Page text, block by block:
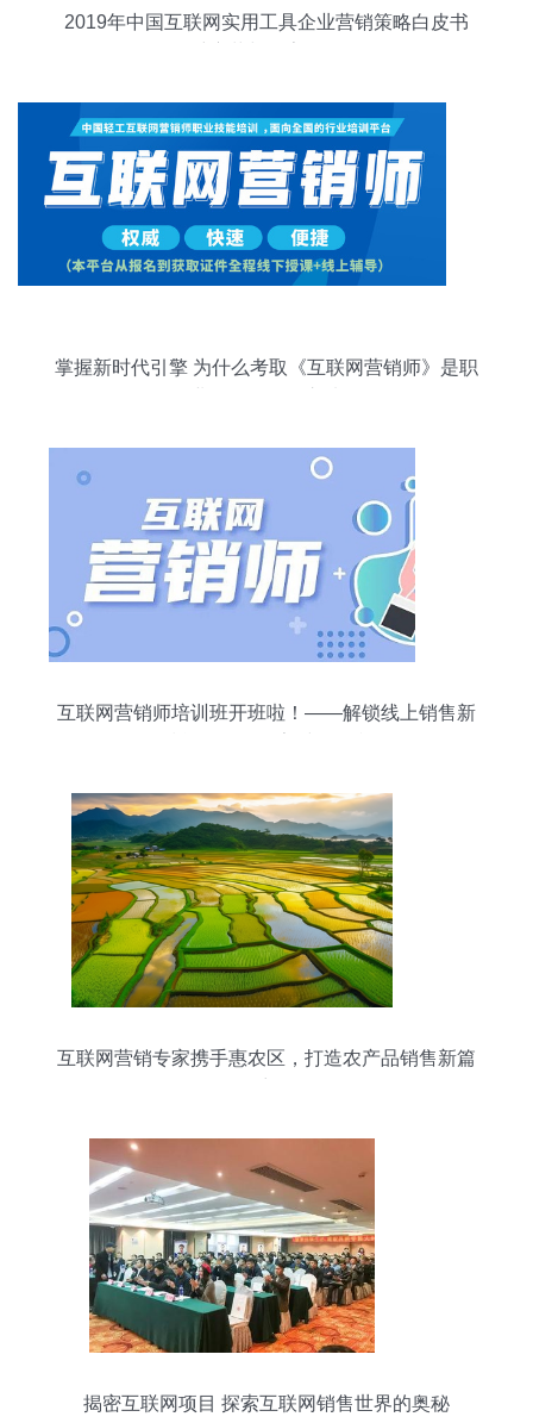
2019年中国互联网实用工具企业营销策略白皮书
掌握新时代引擎 为什么考取《互联网营销师》是职
互联网营销师培训班开班啦！——解锁线上销售新
互联网营销专家携手惠农区，打造农产品销售新篇
揭密互联网项目 探索互联网销售世界的奥秘